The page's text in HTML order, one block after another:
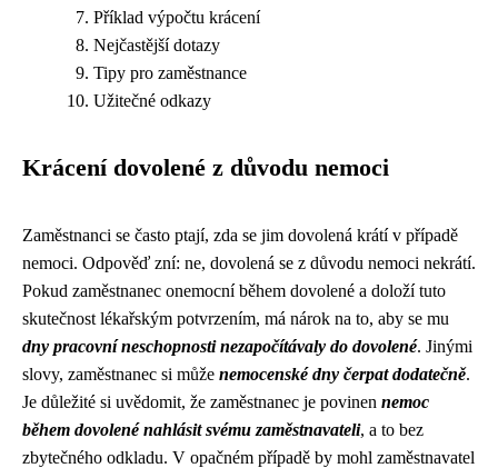
Příklad výpočtu krácení
Nejčastější dotazy
Tipy pro zaměstnance
Užitečné odkazy
Krácení dovolené z důvodu nemoci
Zaměstnanci se často ptají, zda se jim dovolená krátí v případě
nemoci. Odpověď zní: ne, dovolená se z důvodu nemoci nekrátí.
Pokud zaměstnanec onemocní během dovolené a doloží tuto
skutečnost lékařským potvrzením, má nárok na to, aby se mu
dny pracovní neschopnosti nezapočítávaly do dovolené. Jinými
slovy, zaměstnanec si může nemocenské dny čerpat dodatečně.
Je důležité si uvědomit, že zaměstnanec je povinen nemoc
během dovolené nahlásit svému zaměstnavateli, a to bez
zbytečného odkladu. V opačném případě by mohl zaměstnavatel